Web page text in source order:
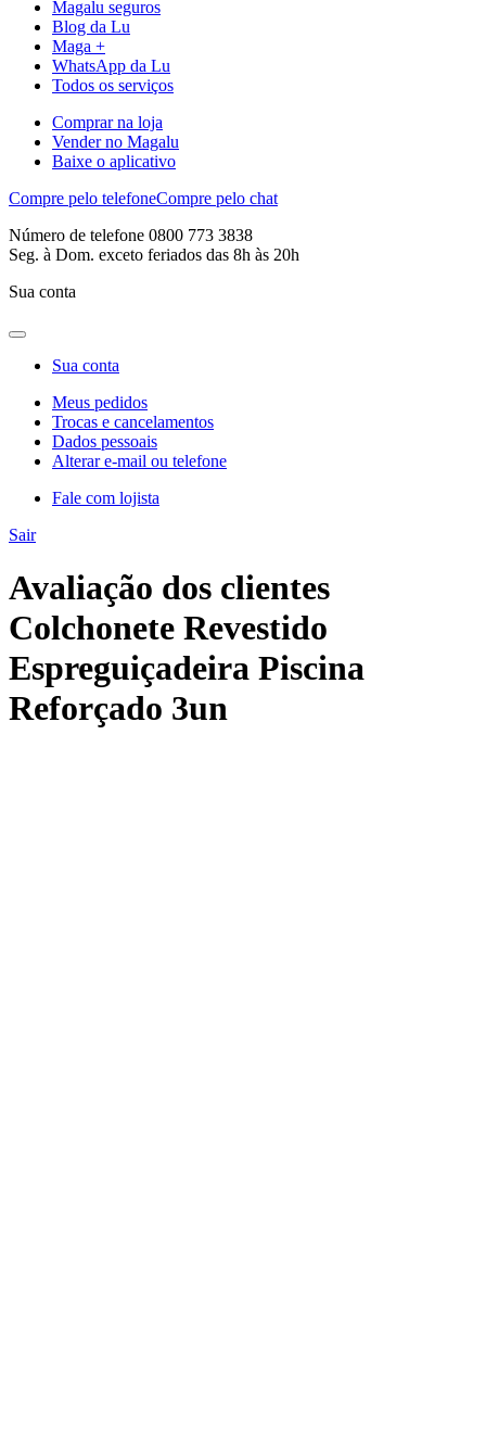
Magalu seguros
Blog da Lu
Maga +
WhatsApp da Lu
Todos os serviços
Comprar na loja
Vender no Magalu
Baixe o aplicativo
Compre pelo telefoneCompre pelo chat
Número de telefone 0800 773 3838
Seg. à Dom. exceto feriados das 8h às 20h
Sua conta
Sua conta
Meus pedidos
Trocas e cancelamentos
Dados pessoais
Alterar e-mail ou telefone
Fale com lojista
Sair
Avaliação dos clientes
Colchonete Revestido
Espreguiçadeira Piscina
Reforçado 3un